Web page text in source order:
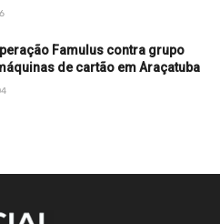
Famulus contra grupo
de cartão em Araçatuba